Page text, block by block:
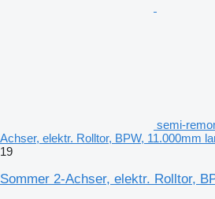
semi-
Achser, elektr. Rolltor, BPW, 11.000mm
19
Sommer 2-Achser, elektr. Rolltor,